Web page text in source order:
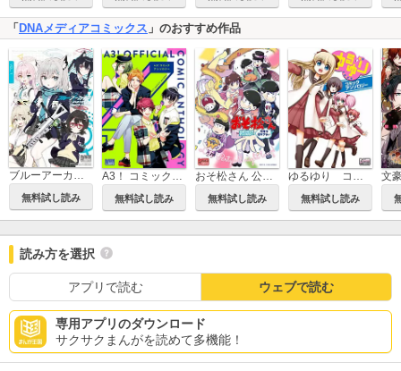
「 DNAメディアコミックス 」のおすすめ作品
ブルーアーカイブ コミックアンソロジー
無料試し読み
A3！ コミックアンソロジー
無料試し読み
おそ松さん 公式コミックアンソロジー
無料試し読み
ゆるゆり コミックアンソロジー
無料試し読み
読み方を選択
アプリで読む ウェブで読む
専用アプリのダウンロード
サクサクまんがを読めて多機能！